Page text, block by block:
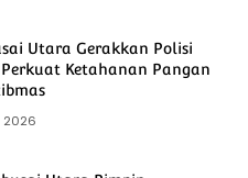
Utara Gerakkan Polisi
Ketahanan Pangan
2026